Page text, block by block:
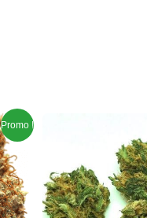
Promo !
initial
était :
€1,50.
prix
est :